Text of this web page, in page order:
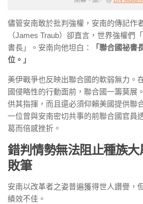
儘管安南敢於批判強權，安南的傳記作
（James Traub）卻直言，世界強權們
書長」。安南向他坦白：
「聯合國祕書
位。」
美伊戰爭也反映出聯合國的軟弱無力。
國侵略性的行動面前，聯合國一籌莫展
供其指揮，而且還必須仰賴美國提供聯
一位曾與安南密切共事的前聯合國官員
葛而倍感挫折。
錯判情勢無法阻止種族
敗筆
安南以改革者之姿普遍獲得世人讚譽，
績效不佳。